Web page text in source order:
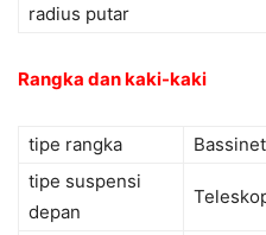
radius putar
Rangka dan kaki-kaki
tipe rangka
tipe suspensi
depan